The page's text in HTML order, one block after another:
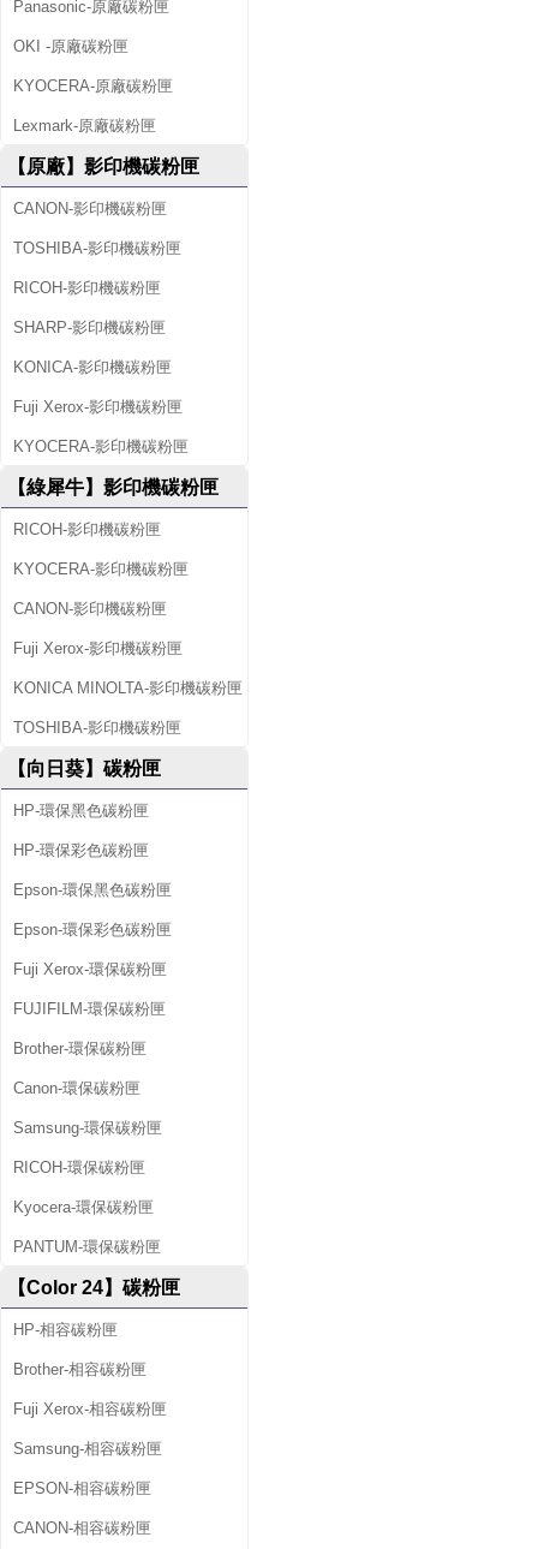
Panasonic-原廠碳粉匣
OKI -原廠碳粉匣
KYOCERA-原廠碳粉匣
Lexmark-原廠碳粉匣
【原廠】影印機碳粉匣
CANON-影印機碳粉匣
TOSHIBA-影印機碳粉匣
RICOH-影印機碳粉匣
SHARP-影印機碳粉匣
KONICA-影印機碳粉匣
Fuji Xerox-影印機碳粉匣
KYOCERA-影印機碳粉匣
【綠犀牛】影印機碳粉匣
RICOH-影印機碳粉匣
KYOCERA-影印機碳粉匣
CANON-影印機碳粉匣
Fuji Xerox-影印機碳粉匣
KONICA MINOLTA-影印機碳粉匣
TOSHIBA-影印機碳粉匣
【向日葵】碳粉匣
HP-環保黑色碳粉匣
HP-環保彩色碳粉匣
Epson-環保黑色碳粉匣
Epson-環保彩色碳粉匣
Fuji Xerox-環保碳粉匣
FUJIFILM-環保碳粉匣
Brother-環保碳粉匣
Canon-環保碳粉匣
Samsung-環保碳粉匣
RICOH-環保碳粉匣
Kyocera-環保碳粉匣
PANTUM-環保碳粉匣
【Color 24】碳粉匣
HP-相容碳粉匣
Brother-相容碳粉匣
Fuji Xerox-相容碳粉匣
Samsung-相容碳粉匣
EPSON-相容碳粉匣
CANON-相容碳粉匣